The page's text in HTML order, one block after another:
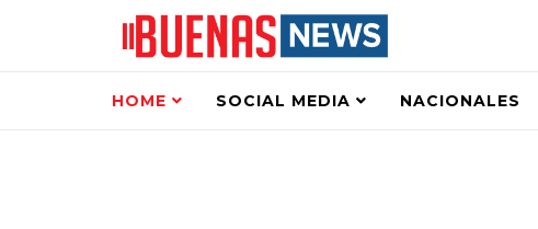
HOME SOCIAL MEDIA NACIONALES